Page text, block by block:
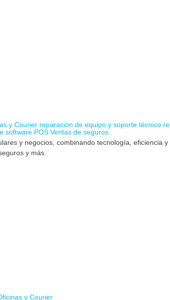
y negocios, combinando tecnología,
y más.
y Courier